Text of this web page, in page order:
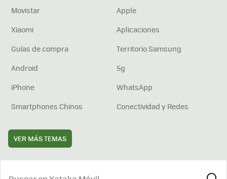
Movistar
Apple
Xiaomi
Aplicaciones
Guías de compra
Territorio Samsung
Android
5g
iPhone
WhatsApp
Smartphones Chinos
Conectividad y Redes
VER MÁS TEMAS